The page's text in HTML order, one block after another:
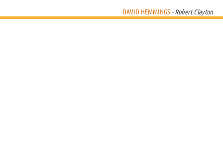
DAVID HEMMINGS - Robert Clayton